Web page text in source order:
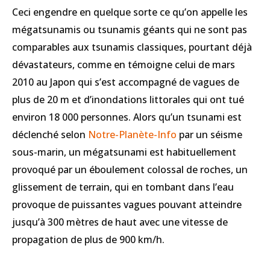
Ceci engendre en quelque sorte ce qu’on appelle les
mégatsunamis ou tsunamis géants qui ne sont pas
comparables aux tsunamis classiques, pourtant déjà
dévastateurs, comme en témoigne celui de mars
2010 au Japon qui s’est accompagné de vagues de
plus de 20 m et d’inondations littorales qui ont tué
environ 18 000 personnes. Alors qu’un tsunami est
déclenché selon Notre-Planète-Info par un séisme
sous-marin, un mégatsunami est habituellement
provoqué par un éboulement colossal de roches, un
glissement de terrain, qui en tombant dans l’eau
provoque de puissantes vagues pouvant atteindre
jusqu’à 300 mètres de haut avec une vitesse de
propagation de plus de 900 km/h.